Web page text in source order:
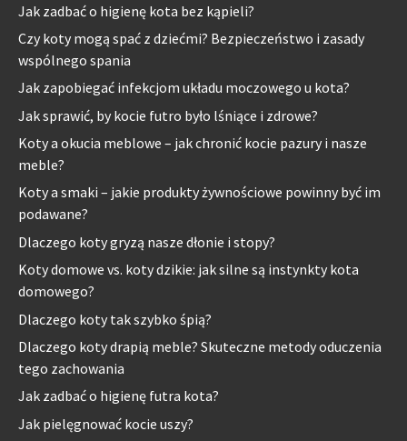
Jak zadbać o higienę kota bez kąpieli?
Czy koty mogą spać z dziećmi? Bezpieczeństwo i zasady
wspólnego spania
Jak zapobiegać infekcjom układu moczowego u kota?
Jak sprawić, by kocie futro było lśniące i zdrowe?
Koty a okucia meblowe – jak chronić kocie pazury i nasze
meble?
Koty a smaki – jakie produkty żywnościowe powinny być im
podawane?
Dlaczego koty gryzą nasze dłonie i stopy?
Koty domowe vs. koty dzikie: jak silne są instynkty kota
domowego?
Dlaczego koty tak szybko śpią?
Dlaczego koty drapią meble? Skuteczne metody oduczenia
tego zachowania
Jak zadbać o higienę futra kota?
Jak pielęgnować kocie uszy?